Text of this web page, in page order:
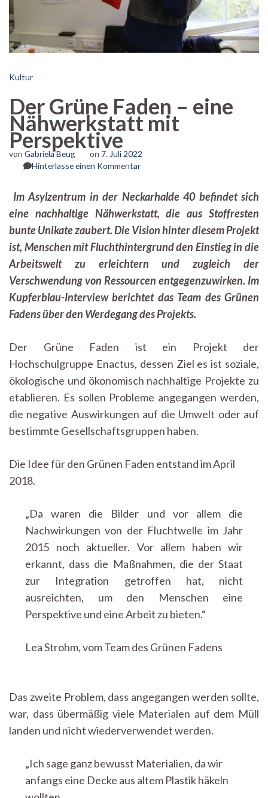
Kultur
Der Grüne Faden – eine
Nähwerkstatt mit
Perspektive
von Gabriela Beug on 7. Juli 2022
Hinterlasse einen Kommentarzu
Faden
–
eine
Nähwerkstatt
mit
Perspektive
Im Asylzentrum in der Neckarhalde 40 befindet sich
eine nachhaltige Nähwerkstatt, die aus Stoffresten
bunte Unikate zaubert. Die Vision hinter diesem Projekt
ist, Menschen mit Fluchthintergrund den Einstieg in die
Arbeitswelt zu erleichtern und zugleich der
Verschwendung von Ressourcen entgegenzuwirken. Im
Kupferblau-Interview berichtet das Team des Grünen
Fadens über den Werdegang des Projekts.
Der Grüne Faden ist ein Projekt der
Hochschulgruppe Enactus, dessen Ziel es ist soziale,
ökologische und ökonomisch nachhaltige Projekte zu
etablieren. Es sollen Probleme angegangen werden,
die negative Auswirkungen auf die Umwelt oder auf
bestimmte Gesellschaftsgruppen haben.
Die Idee für den Grünen Faden entstand im April
2018.
„Da waren die Bilder und vor allem die
Nachwirkungen von der Fluchtwelle im Jahr
2015 noch aktueller. Vor allem haben wir
erkannt, dass die Maßnahmen, die der Staat
zur Integration getroffen hat, nicht
ausreichten, um den Menschen eine
Perspektive und eine Arbeit zu bieten.“
Lea Strohm, vom Team des Grünen Fadens
Das zweite Problem, dass angegangen werden sollte,
war, dass übermäßig viele Materialen auf dem Müll
landen und nicht wiederverwendet werden.
„Ich sage ganz bewusst Materialien, da wir
anfangs eine Decke aus altem Plastik häkeln